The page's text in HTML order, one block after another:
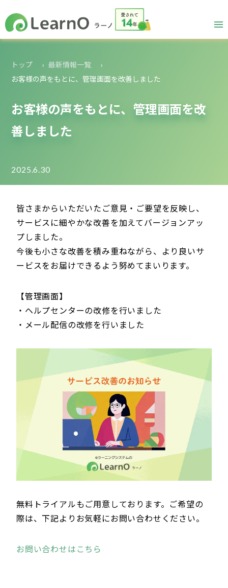
トップ
最新情報一覧
お客様の声をもとに、管理画面を改善しました
お客様の声をもとに、管理画面を改
善しました
2025.6.30
皆さまからいただいたご意見・ご要望を反映し、
サービスに細やかな改善を加えてバージョンアッ
プしました。
今後も小さな改善を積み重ねながら、より良いサ
ービスをお届けできるよう努めてまいります。
【管理画面】
・ヘルプセンターの改修を行いました
・メール配信の改修を行いました
無料トライアルもご用意しております。ご希望の
際は、下記よりお気軽にお問い合わせください。
お問い合わせはこちら